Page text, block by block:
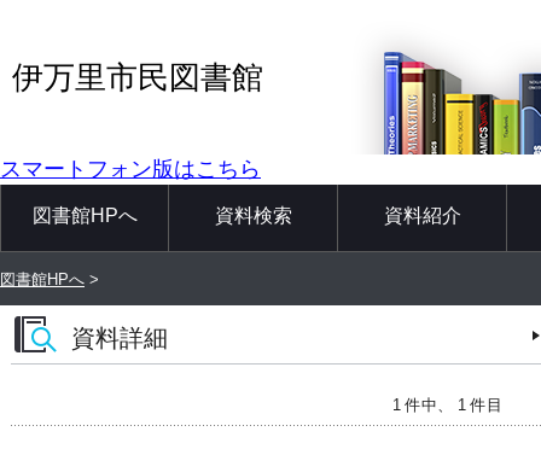
伊万里市民図書館
スマートフォン版はこちら
図書館HPへ 資料検索 資料紹介
図書館HPへ >
資料詳細
1 件中、 1 件目